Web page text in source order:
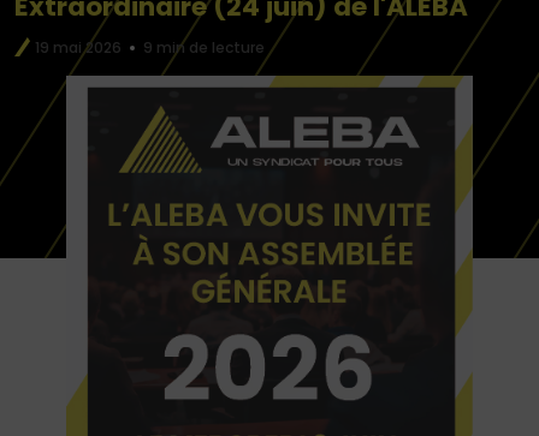
19 mai 2026 9 min de lecture